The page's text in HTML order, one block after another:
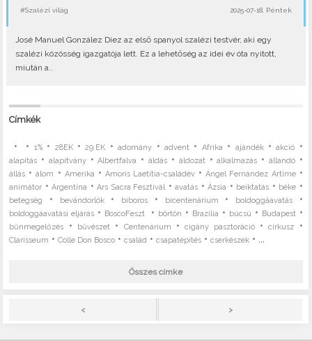
#Szalézi világ 2025-07-18, Péntek
José Manuel González Díez az első spanyol szalézi testvér, aki egy
szalézi közösség igazgatója lett. Ez a lehetőség az idei év óta nyitott,
miután a..
Címkék
• • 1%• 28EK•29.EK •adomány •advent • Afrika • ajándék•akció •
alapítás • alapítvány•Albertfalva •áldás • áldozat•alkalmazás • állandó•
állás •álom • Amerika • Amoris Laetitia-családév •Ángel Fernández Artime•
animátor •Argentína •Ars Sacra Fesztivál •avatás •Ázsia • beiktatás • béke •
betegség • bevándorlók• bíboros • bicentenárium • boldoggáavatás•
boldoggáavatási eljárás • BoscoFeszt • börtön • Brazília • búcsú • Budapest•
bűnmegelőzés • bűvészet• Centenárium •cigány pasztoráció•cirkusz •
Clarisseum •Colle Don Bosco •család •csapatépítés •cserkészek • ...
Összes címke
< >